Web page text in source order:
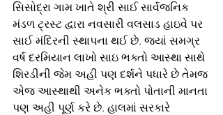
સિસોદ્રા ગામ ખાતે શ્રી સાઈ સાર્વજનિક
મંડળ ટ્રસ્ટ દ્વારા નવસારી વલસાડ હાઇવે પર
સાઈ મંદિરની સ્થાપના થઈ છે. જ્યાં સમગ્ર
વર્ષ દરમિયાન લાખો સાઇ ભક્તો આસ્થા સાથે
શિરડીની જેમ અહી પણ દર્શને પધારે છે તેમજ
એજ આસ્થાથી અનેક ભક્તો પોતાની માનતા
પણ અહી પૂર્ણ કરે છે. હાલમાં સરકારે